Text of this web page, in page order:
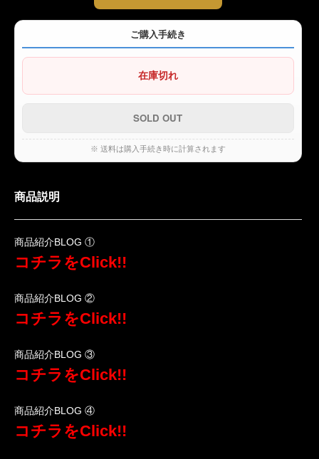
ご購入手続き
在庫切れ
※ 送料は購入手続き時に計算されます
商品説明
商品紹介BLOG ①
コチラをClick!!
商品紹介BLOG ②
コチラをClick!!
商品紹介BLOG ③
コチラをClick!!
商品紹介BLOG ④
コチラをClick!!